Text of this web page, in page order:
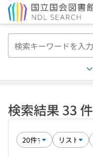
検索結果 33 件